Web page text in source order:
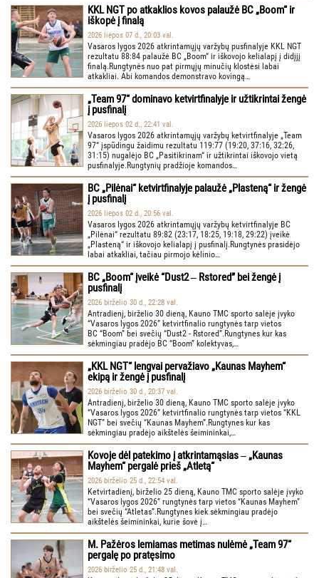
KKL NGT po atkaklios kovos palaužė BC „Boom“ ir
iškopė į finalą
2026 liepos 07 d., 20:03 val.
Vasaros lygos 2026 atkrintamųjų varžybų pusfinalyje KKL NGT
rezultatu 88:84 palaužė BC „Boom“ ir iškovojo kelialapį į didįjį
finalą.Rungtynės nuo pat pirmųjų minučių klostėsi labai
atkakliai. Abi komandos demonstravo kovingą…
„Team 97“ dominavo ketvirtfinalyje ir užtikrintai žengė
į pusfinalį
2026 liepos 02 d., 22:41 val.
Vasaros lygos 2026 atkrintamųjų varžybų ketvirtfinalyje „Team
97“ įspūdingu žaidimu rezultatu 119:77 (19:20, 37:16, 32:26,
31:15) nugalėjo BC „Pasitikrinam“ ir užtikrintai iškovojo vietą
pusfinalyje.Rungtynių pradžioje komandos…
BC „Pilėnai“ ketvirtfinalyje palaužė „Plasteną“ ir žengė
į pusfinalį
2026 liepos 02 d., 20:56 val.
Vasaros lygos 2026 atkrintamųjų varžybų ketvirtfinalyje BC
„Pilėnai“ rezultatu 89:82 (23:17, 18:25, 19:18, 29:22) įveikė
„Plasteną“ ir iškovojo kelialapį į pusfinalį.Rungtynės prasidėjo
labai atkakliai, tačiau pirmojo kėlinio…
BC „Boom“ įveikė “Dust2 ‒ Rstored” bei žengė į
pusfinalį
2026 birželio 30 d., 22:28 val.
Antradienį, birželio 30 dieną, Kauno TMC sporto salėje įvyko
“Vasaros lygos 2026” ketvirtfinalio rungtynės tarp vietos
BC “Boom” bei svečių “Dust2 - Rstored”.Rungtynes kur kas
sėkmingiau pradėjo BC “Boom” kolektyvas,…
„KKL NGT“ lengvai pervažiavo „Kaunas Mayhem“
ekipą ir žengė į pusfinalį
2026 birželio 30 d., 20:37 val.
Antradienį, birželio 30 dieną, Kauno TMC sporto salėje įvyko
“Vasaros lygos 2026” ketvirtfinalio rungtynės tarp vietos “KKL
NGT” bei svečių “Kaunas Mayhem”.Rungtynes kur kas
sėkmingiau pradėjo aikštelės šeimininkai,…
Kovoje dėl patekimo į atkrintamąsias ‒ „Kaunas
Mayhem“ pergalė prieš „Atletą“
2026 birželio 25 d., 22:54 val.
Ketvirtadienį, birželio 25 dieną, Kauno TMC sporto salėje įvyko
“Vasaros lygos 2026” rungtynės tarp vietos “Kaunas Mayhem”
bei svečių “Atletas”.Rungtynes kiek sėkmingiau pradėjo
aikštelės šeimininkai, kurie šovė į…
M. Pažėros lemiamas metimas nulėmė „Team 97“
pergalę po pratęsimo
2026 birželio 25 d., 21:48 val.